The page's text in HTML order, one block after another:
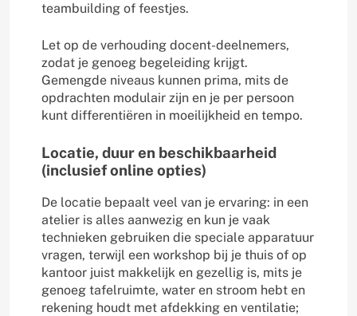
teambuilding of feestjes.
Let op de verhouding docent-deelnemers,
zodat je genoeg begeleiding krijgt.
Gemengde niveaus kunnen prima, mits de
opdrachten modulair zijn en je per persoon
kunt differentiëren in moeilijkheid en tempo.
Locatie, duur en beschikbaarheid
(inclusief online opties)
De locatie bepaalt veel van je ervaring: in een
atelier is alles aanwezig en kun je vaak
technieken gebruiken die speciale apparatuur
vragen, terwijl een workshop bij je thuis of op
kantoor juist makkelijk en gezellig is, mits je
genoeg tafelruimte, water en stroom hebt en
rekening houdt met afdekking en ventilatie;